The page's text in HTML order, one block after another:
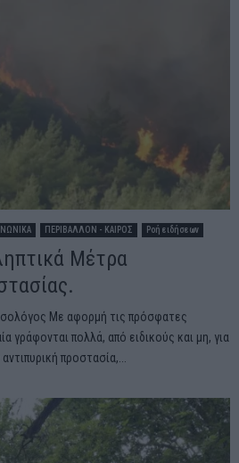
ΠΕΡΙΒΑΛΛΟΝ - ΚΑΙΡΟΣ Ροή ειδήσεων
Μέτρα
Με αφορμή τις πρόσφατες
γράφονται πολλά, από ειδικούς και μη, για
προστασία,...